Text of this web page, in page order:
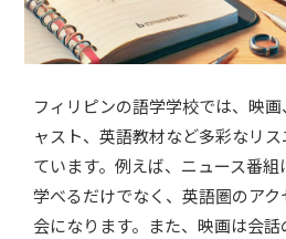
フィリピンの語学学校では、映
ャスト、英語教材など多彩なリ
ています。例えば、ニュース番
学べるだけでなく、英語圏のア
会になります。また、映画は会